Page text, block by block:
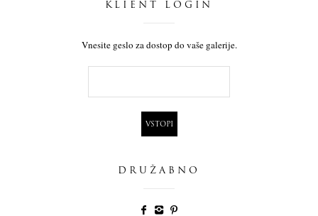
KLIENT LOGIN
Vnesite geslo za dostop do vaše galerije.
DRUŽABNO